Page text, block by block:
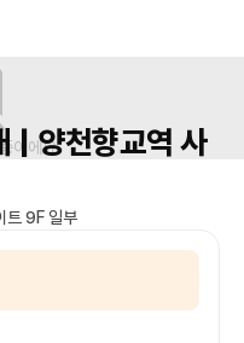
이에요.
| 양천향교역 사
트 9F 일부